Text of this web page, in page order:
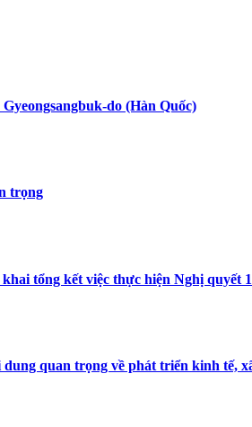
do (Hàn Quốc)
trọng
tổng kết việc thực hiện Nghị quyết
quan trọng về phát triển kinh tế,